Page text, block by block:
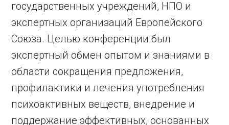
государственных учреждений, НПО и
экспертных организаций Европейского
Союза. Целью конференции был
экспертный обмен опытом и знаниями в
области сокращения предложения,
профилактики и лечения употребления
психоактивных веществ, внедрение и
поддержание эффективных, основанных